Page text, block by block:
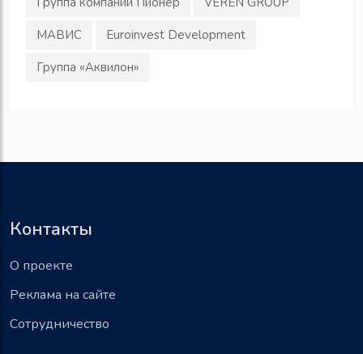
МАВИС
Euroinvest Development
Группа «Аквилон»
Контакты
О проекте
Реклама на сайте
Сотрудничество